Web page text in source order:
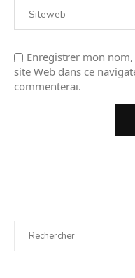
Enregistrer mon
site Web dans ce
commenterai.